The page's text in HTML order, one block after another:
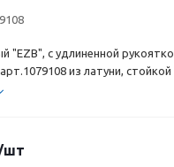
"EZB", с удлиненной
из латуни, стойкой
шт